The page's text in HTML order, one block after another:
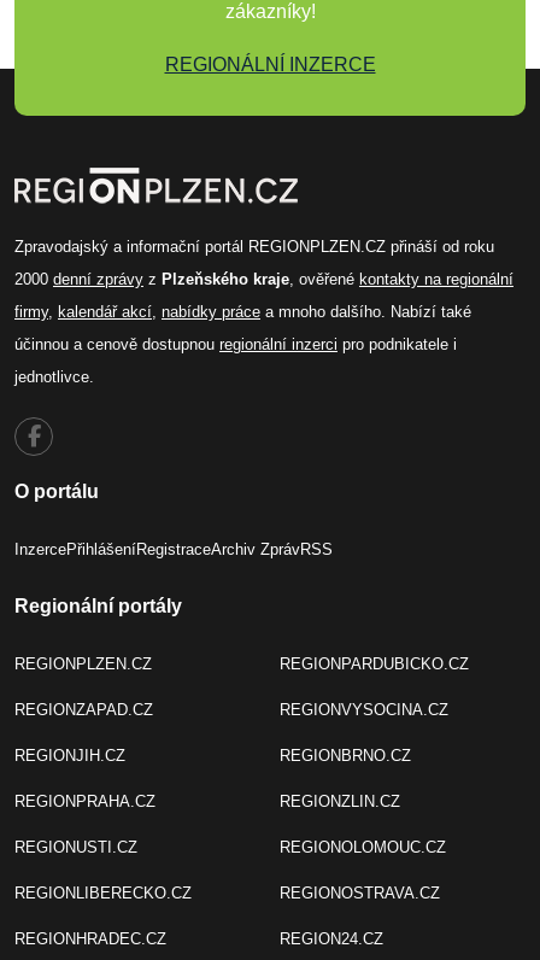
zákazníky!
REGIONÁLNÍ INZERCE
Zpravodajský a informační portál REGIONPLZEN.CZ přináší od roku
2000 denní zprávy z Plzeňského kraje, ověřené kontakty na regionální
firmy, kalendář akcí, nabídky práce a mnoho dalšího. Nabízí také
účinnou a cenově dostupnou regionální inzerci pro podnikatele i
jednotlivce.
O portálu
InzercePřihlášeníRegistraceArchiv ZprávRSS
Regionální portály
REGIONPLZEN.CZ
REGIONZAPAD.CZ
REGIONJIH.CZ
REGIONPRAHA.CZ
REGIONUSTI.CZ
REGIONLIBERECKO.CZ
REGIONHRADEC.CZ
REGIONPARDUBICKO.CZ
REGIONVYSOCINA.CZ
REGIONBRNO.CZ
REGIONZLIN.CZ
REGIONOLOMOUC.CZ
REGIONOSTRAVA.CZ
REGION24.CZ